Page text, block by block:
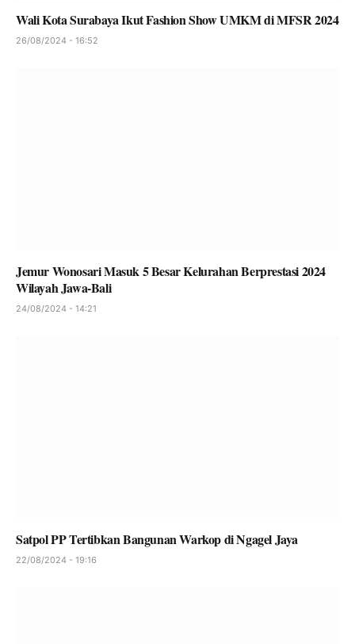
Wali Kota Surabaya Ikut Fashion Show UMKM di MFSR 2024
26/08/2024 - 16:52
Jemur Wonosari Masuk 5 Besar Kelurahan Berprestasi 2024
Wilayah Jawa-Bali
24/08/2024 - 14:21
Satpol PP Tertibkan Bangunan Warkop di Ngagel Jaya
22/08/2024 - 19:16